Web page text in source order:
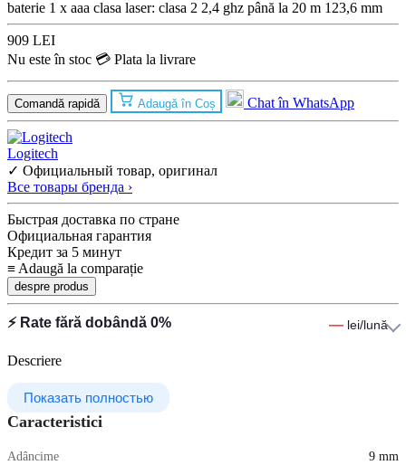
baterie 1 x aaa clasa laser: clasa 2 2,4 ghz până la 20 m 123,6 mm
909 LEI
Nu este în stoc 💳 Plata la livrare
Comandă rapidă Adaugă în Coș Chat în WhatsApp
Logitech
✓ Официальный товар, оригинал
Все товары бренда ›
Быстрая доставка по стране
Официальная гарантия
Кредит за 5 минут
≡ Adaugă la comparație
despre produs
⚡ Rate fără dobândă 0% — lei/lună
Descriere
Показать полностью
Caracteristici
Adâncime 9 mm